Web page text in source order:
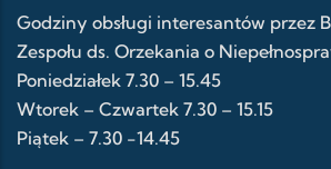
Godziny obsługi interesantów przez
Zespołu ds. Orzekania o
Poniedziałek 7.30 – 15.45
Wtorek – Czwartek 7.30 – 15.15
Piątek – 7.30 -14.45